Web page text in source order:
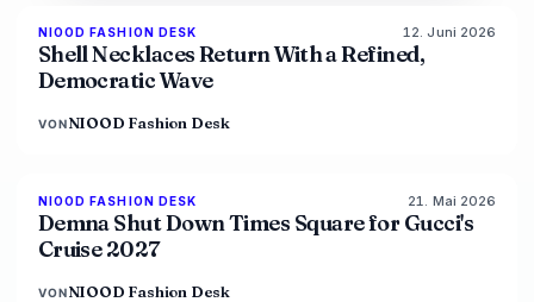
LIVE BRIEF
NIOOD FASHION DESK 12. Juni 2026
Shell Necklaces Return With a Refined,
Democratic Wave
VONNIOOD Fashion Desk
LIVE BRIEF
NIOOD FASHION DESK 21. Mai 2026
Demna Shut Down Times Square for Gucci's
Cruise 2027
VONNIOOD Fashion Desk